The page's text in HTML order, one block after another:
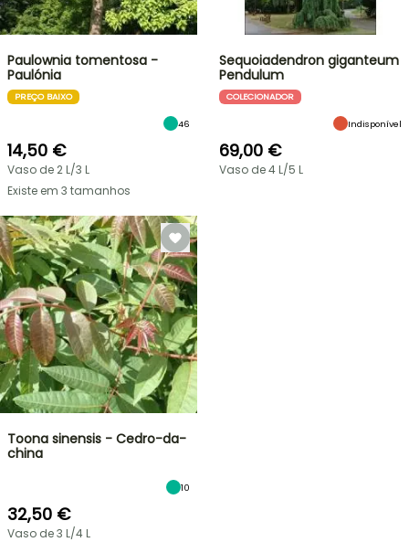
Paulownia tomentosa -
Paulónia
PREÇO BAIXO
46
14,50 €
Vaso de 2 L/3 L
Existe em 3 tamanhos
Sequoiadendron giganteum
Pendulum
COLECIONADOR
Indisponível
69,00 €
Vaso de 4 L/5 L
Toona sinensis - Cedro-da-
china
10
32,50 €
Vaso de 3 L/4 L